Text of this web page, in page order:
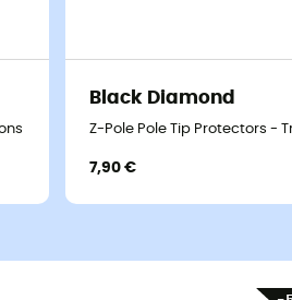
de marche nordique
Black Diamond
Z-Pole Pole Tip Protectors -
7,90 €